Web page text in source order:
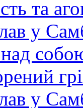
та
у
у